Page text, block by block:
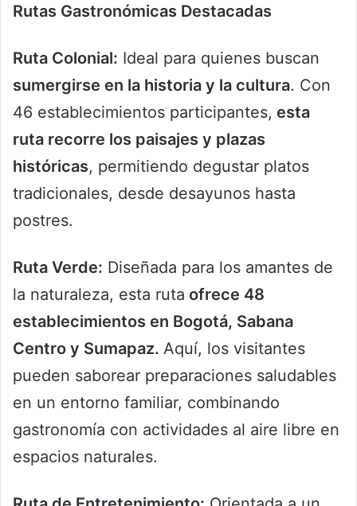
Rutas Gastronómicas Destacadas
Ruta Colonial: Ideal para quienes buscan
sumergirse en la historia y la cultura. Con
46 establecimientos participantes, esta
ruta recorre los paisajes y plazas
históricas, permitiendo degustar platos
tradicionales, desde desayunos hasta
postres.
Ruta Verde: Diseñada para los amantes de
la naturaleza, esta ruta ofrece 48
establecimientos en Bogotá, Sabana
Centro y Sumapaz. Aquí, los visitantes
pueden saborear preparaciones saludables
en un entorno familiar, combinando
gastronomía con actividades al aire libre en
espacios naturales.